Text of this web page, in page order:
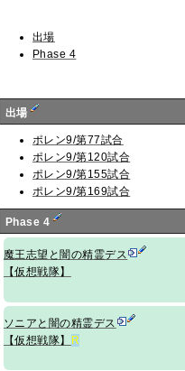
出場
Phase 4
出場
ポレン9/第77試合
ポレン9/第120試合
ポレン9/第155試合
ポレン9/第169試合
Phase 4
魔王志望と闇の精霊デス
【仮想戦隊】
ソニアと闇の精霊デス
【仮想戦隊】
R